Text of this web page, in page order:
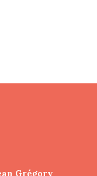
Grégory